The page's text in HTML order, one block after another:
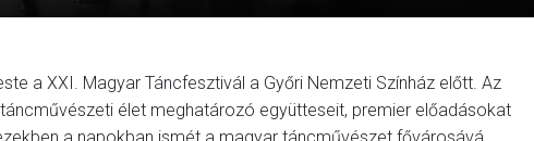
a XXI. Magyar Táncfesztivál a Győri Nemzeti Színház előtt. Az
élet meghatározó együtteseit, premier előadásokat